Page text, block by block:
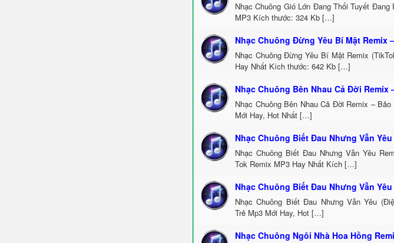
Nhạc Chuông Gió Lớn Đang Thổi Tuyết
MP3 Kích thước: 324 Kb […]
Nhạc Chuông Đừng Yêu Bí Mật Remix
Nhạc Chuông Đừng Yêu Bí Mật Remix
Hay Nhất Kích thước: 642 Kb […]
Nhạc Chuông Bên Nhau Cả Đời Remix
Nhạc Chuông Bên Nhau Cả Đời Remix –
Mới Hay, Hot Nhất […]
Nhạc Chuông Biết Đau Nhưng Vẫn
Nhạc Chuông Biết Đau Nhưng Vẫn Yêu
Tok Remix MP3 Hay Nhất Kích […]
Nhạc Chuông Biết Đau Nhưng Vẫn
Nhạc Chuông Biết Đau Nhưng Vẫn Yêu
Trẻ Mp3 Mới Hay, Hot […]
Nhạc Chuông Ngôi Nhà Hoa Hồng